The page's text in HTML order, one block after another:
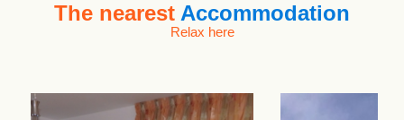
The nearest Accommodation
Relax here